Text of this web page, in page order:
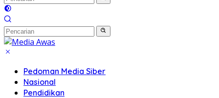
Pedoman Media Siber
Nasional
Pendidikan